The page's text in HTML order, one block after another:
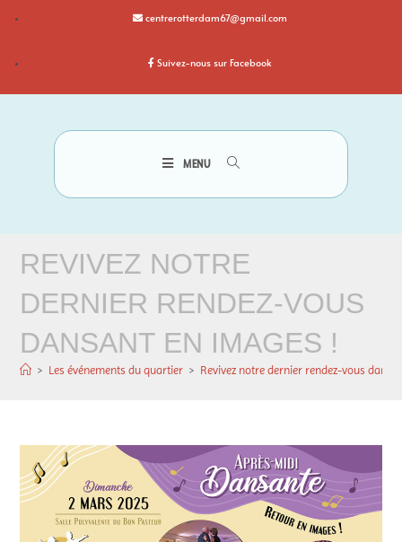
centrerotterdam67@gmail.com
Suivez-nous sur Facebook
MENU
REVIVEZ NOTRE
DERNIER RENDEZ-VOUS
DANSANT EN IMAGES !
> Les événements du quartier > Revivez notre dernier rendez-vous